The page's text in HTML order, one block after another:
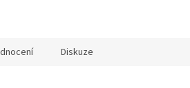
Diskuze